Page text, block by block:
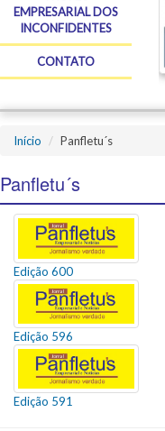
EMPRESARIAL DOS
INCONFIDENTES
CONTATO
Início Panfletu´s
Panfletu´s
Edição 600
Edição 596
Edição 591